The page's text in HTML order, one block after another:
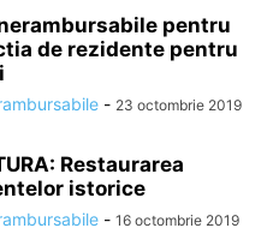
pentru
de rezidente pentru
- 23 octombrie 2019
Restaurarea
istorice
- 16 octombrie 2019